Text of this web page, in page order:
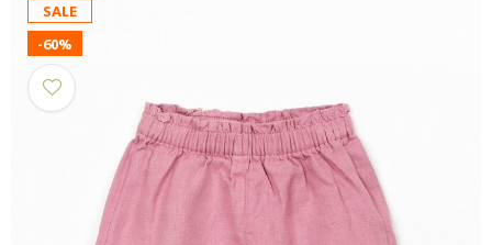
SALE
-60%